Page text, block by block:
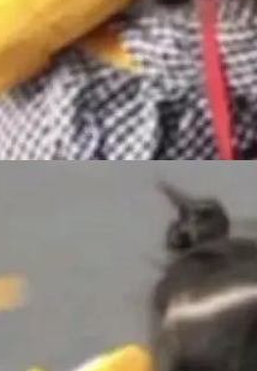
。 这个判
Face 是
百万个模
。 Crawsh
coding age
核心论点很
是传统的自
接相关的
任何软件 C
生
没人想到它
8月1日，
翼（tiany
Harness 相
Har
。请附上
——调用工
、完成闭
一多模态模
Preview。
MoT 的轻
真实质感、
相比 U
Ubuntu
工程师
白：「hwc